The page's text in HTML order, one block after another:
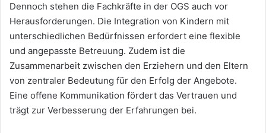
Dennoch stehen die Fachkräfte in der OGS auch vor
Herausforderungen. Die Integration von Kindern mit
unterschiedlichen Bedürfnissen erfordert eine flexible
und angepasste Betreuung. Zudem ist die
Zusammenarbeit zwischen den Erziehern und den Eltern
von zentraler Bedeutung für den Erfolg der Angebote.
Eine offene Kommunikation fördert das Vertrauen und
trägt zur Verbesserung der Erfahrungen bei.